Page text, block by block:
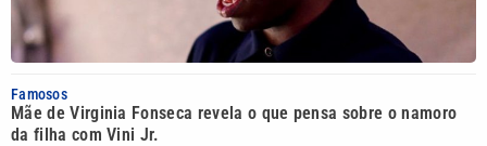
Famosos
Mãe de Virginia Fonseca revela o que pensa sobre o namoro
da filha com Vini Jr.